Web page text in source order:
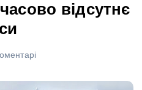
відсутнє